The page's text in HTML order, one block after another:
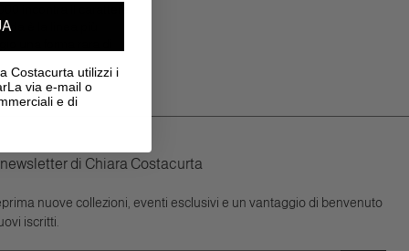
incontra il carattere
è la linea più
una forma rara di
di Chiara Costacurta
nuove collezioni, eventi esclusivi e un vantaggio di benvenuto
iscritti.
Costacurta utilizzi i
via e-mail o
e di